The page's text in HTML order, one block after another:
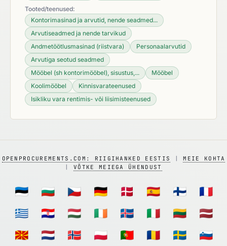
Tooted/teenused:
Kontorimasinad ja arvutid, nende seadmed...
Arvutiseadmed ja nende tarvikud
Andmetöötlusmasinad (riistvara)
Personaalarvutid
Arvutiga seotud seadmed
Mööbel (sh kontorimööbel), sisustus,...
Mööbel
Koolimööbel
Kinnisvarateenused
Isikliku vara rentimis- või liisimisteenused
OPENPROCUREMENTS.COM: RIIGIHANKED EESTIS |MEIE KOHTA
VÕTKE MEIEGA ÜHENDUST
🇪🇪 🇧🇬 🇨🇿 🇩🇪 🇩🇰 🇪🇸 🇫🇮
🇫🇷
🇬🇷
🇭🇷 🇭🇺 🇮🇪 🇮🇸 🇮🇹 🇱🇹
🇱🇻
🇲🇰
🇳🇱 🇳🇴 🇵🇱 🇵🇹 🇷🇴 🇸🇪 🇸🇮